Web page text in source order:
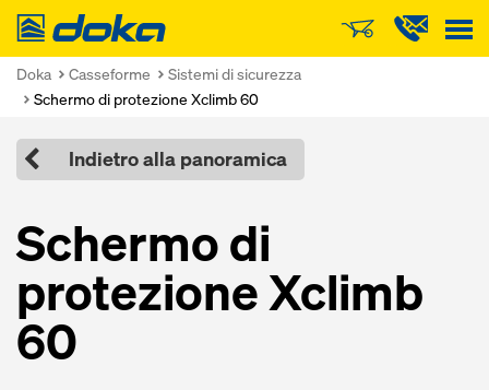
Doka
Doka Casseforme
Sistemi di sicurezza
Schermo di protezione Xclimb 60
Indietro alla panoramica
Schermo di
protezione Xclimb
60